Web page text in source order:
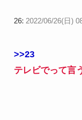
26: 2022/06/26(日)
>>23
テレビでって言